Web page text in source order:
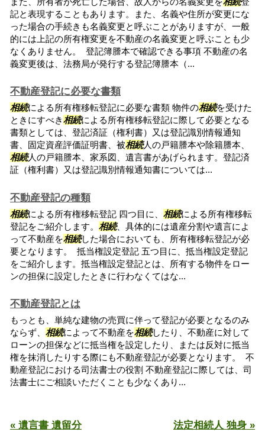
記と表現することもあります。また、名義や住所が変更にな
った場合の手続きも名義変更と呼ぶことがありますが、一般
的には上記の所有権変更を不動産の名義変更と呼ぶことも少
なくありません。 登記簿謄本で確認できる事項 不動産の名
義変更後は、法務局が発行する登記簿謄本（...
不動産登記に必要な書類
相続による所有権移転登記に必要な書類 物件の相続を受けた
ときにすべき相続による所有権移転登記に際して必要となる
書類としては、登記済証（権利書）又は登記識別情報通知
書、固定資産評価証明書、被相続人の戸籍謄本や除籍謄本、
相続人の戸籍謄本、家系図、遺言書があげられます。登記済
証（権利書）又は登記識別情報通知書については...
不動産登記の種類
相続による所有権移転登記 四つ目に、 相続による所有権移転
登記をご紹介します。 相続、具体的には遺産分割や遺言によ
って不動産を相続した場合においても、所有権移転登記が必
要となります。 抵当権設定登記 五つ目に、抵当権設定登記
をご紹介します。抵当権設定登記とは、所有する物件をロー
ンの担保に設定したときに行わなくてはな...
不動産登記とは
もっとも、単純な建物の売買に伴って登記が必要となるのみ
ならず、 相続によって不動産を相続したり、不動産に対して
ローンの担保などに抵当権を設定したり、または反対に抵当
権を抹消したりする際にも不動産登記が必要となります。 不
動産登記における司法書士の役割 不動産登記に際しては、司
法書士にご相談いただくことも少なくあり...
« 遺言書 遺留分 法定相続人 独身 »